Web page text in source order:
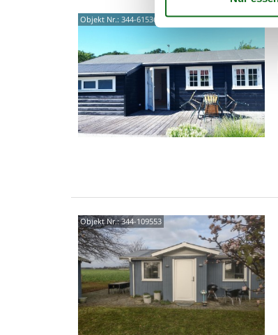
Objekt Nr.: 344-615360
Objekt Nr.:344-109553